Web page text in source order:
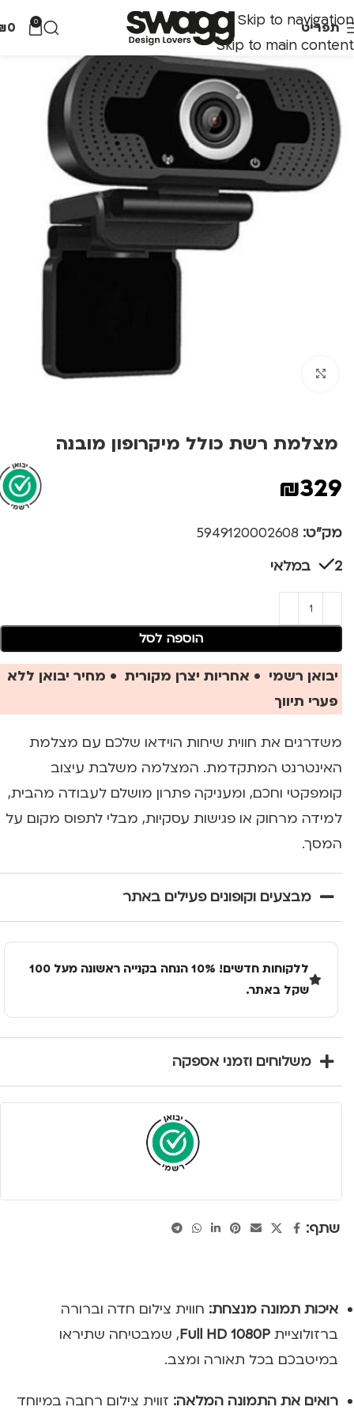
Skip to navigation
Skip to main content
תפריט 0
0
מצלמת רשת כולל מיקרופון מובנה
₪329
מק"ט: 5949120002608
2 במלאי
הוספה לסל
יבואן רשמי • אחריות יצרן מקורית • מחיר יבואן ללא
פערי תיווך
משדרגים את חווית שיחות הוידאו שלכם עם מצלמת
האינטרנט המתקדמת. המצלמה משלבת עיצוב
קומפקטי וחכם, ומעניקה פתרון מושלם לעבודה מהבית,
למידה מרחוק או פגישות עסקיות, מבלי לתפוס מקום על
המסך.
מבצעים וקופונים פעילים באתר
ללקוחות חדשים! 10% הנחה בקנייה ראשונה מעל 100
שקל באתר.
משלוחים וזמני אספקה
שתף:
איכות תמונה מנצחת: חווית צילום חדה וברורה
ברזולוציית Full HD 1080P, שמבטיחה שתיראו
במיטבכם בכל תאורה ומצב.
רואים את התמונה המלאה: זווית צילום רחבה במיוחד